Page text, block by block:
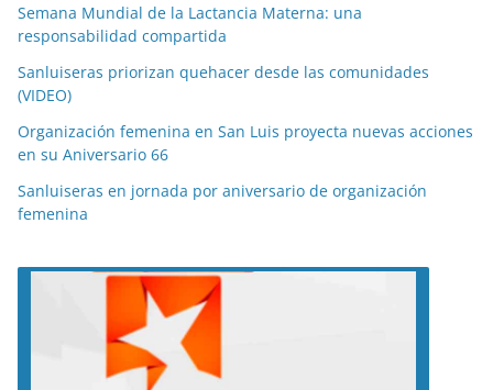
Semana Mundial de la Lactancia Materna: una
responsabilidad compartida
Sanluiseras priorizan quehacer desde las comunidades
(VIDEO)
Organización femenina en San Luis proyecta nuevas acciones
en su Aniversario 66
Sanluiseras en jornada por aniversario de organización
femenina